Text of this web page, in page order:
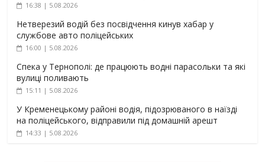
16:38 | 5.08.2026
Нетверезий водій без посвідчення кинув хабар у
службове авто поліцейських
16:00 | 5.08.2026
Спека у Тернополі: де працюють водні парасольки та які
вулиці поливають
15:11 | 5.08.2026
У Кременецькому районі водія, підозрюваного в наїзді
на поліцейського, відправили під домашній арешт
14:33 | 5.08.2026